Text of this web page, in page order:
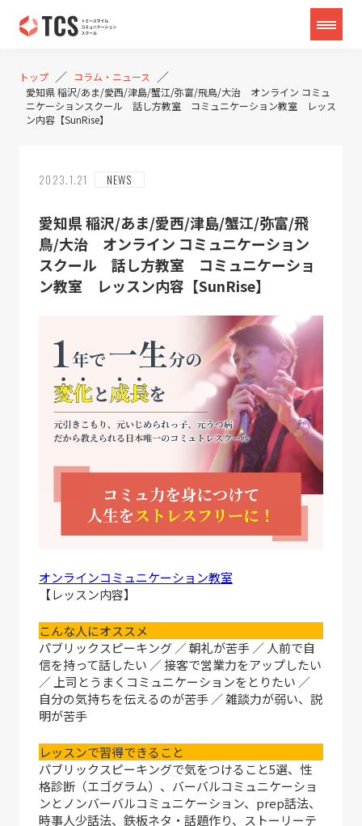
トップ ／ コラム・ニュース ／
愛知県 稲沢/あま/愛西/津島/蟹江/弥富/飛鳥/大治 オンライン コミュ
ニケーションスクール 話し方教室 コミュニケーション教室 レッス
ン内容【SunRise】
2023.1.21 NEWS
愛知県 稲沢/あま/愛西/津島/蟹江/弥富/飛
鳥/大治 オンライン コミュニケーション
スクール 話し方教室 コミュニケーショ
ン教室 レッスン内容【SunRise】
オンラインコミュニケーション教室
【レッスン内容】
こんな人にオススメ
パブリックスピーキング ／ 朝礼が苦手 ／ 人前で自
信を持って話したい ／ 接客で営業力をアップしたい
／ 上司とうまくコミュニケーションをとりたい ／
自分の気持ちを伝えるのが苦手 ／ 雑談力が弱い、説
明が苦手
レッスンで習得できること
パブリックスピーキングで気をつけること5選、性
格診断（エゴグラム）、バーバルコミュニケーショ
ンとノンバーバルコミュニケーション、prep話法、
時事人少話法、鉄板ネタ・話題作り、ストーリーテ